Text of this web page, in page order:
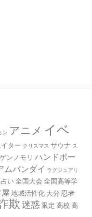
ン アニメ イベ
ター クリスマス サウナ ス
ンノモリ ハンドボー
ムバンダイ ラグジュアリ
い 全国大会 全国高等学
地域活性化 大分 忍者
欺 迷惑 限定 高校 高